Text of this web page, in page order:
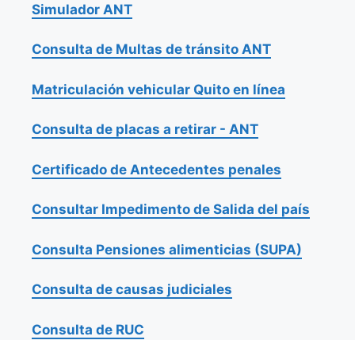
Simulador ANT
Consulta de Multas de tránsito ANT
Matriculación vehicular Quito en línea
Consulta de placas a retirar - ANT
Certificado de Antecedentes penales
Consultar Impedimento de Salida del país
Consulta Pensiones alimenticias (SUPA)
Consulta de causas judiciales
Consulta de RUC